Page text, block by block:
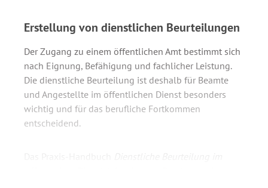
Erstellung von dienstlichen Beurteilungen
Der Zugang zu einem öffentlichen Amt bestimmt sich
nach Eignung, Befähigung und fachlicher Leistung.
Die dienstliche Beurteilung ist deshalb für Beamte
und Angestellte im öffentlichen Dienst besonders
wichtig und für das berufliche Fortkommen
entscheidend.